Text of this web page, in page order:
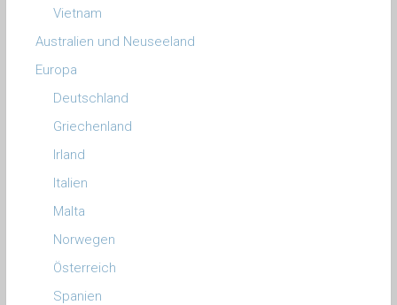
Vietnam
Australien und Neuseeland
Europa
Deutschland
Griechenland
Irland
Italien
Malta
Norwegen
Österreich
Spanien